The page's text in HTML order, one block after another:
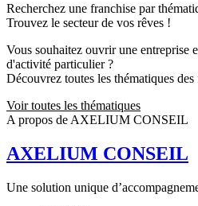
Recherchez une franchise par
Trouvez le secteur de vos rêves !
Vous souhaitez ouvrir une entreprise
d'activité particulier ?
Découvrez toutes les thématiques des
Voir toutes les thématiques
A propos de AXELIUM CONSEIL
AXELIUM CONSEIL
Une solution unique